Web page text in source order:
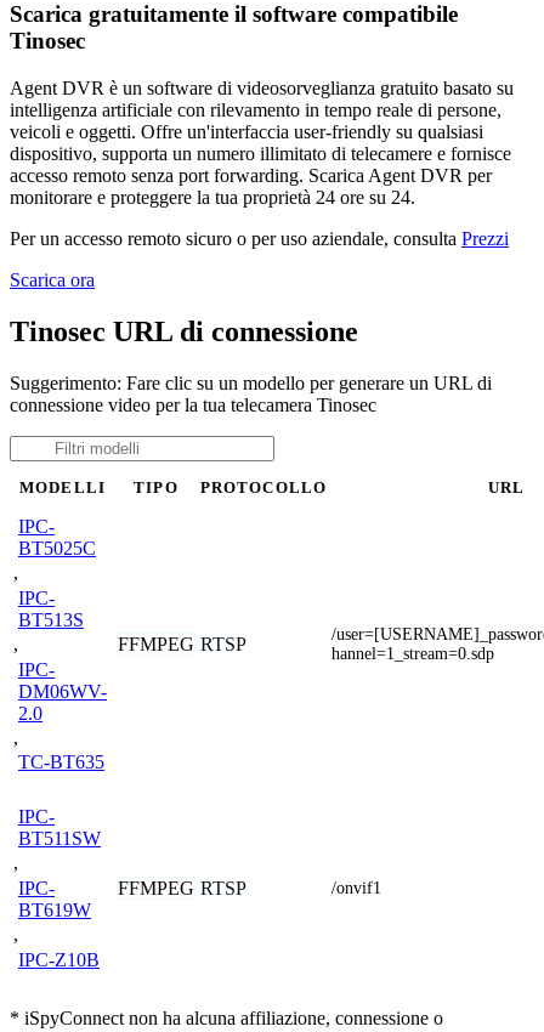
Scarica gratuitamente il software compatibile
Tinosec
Agent DVR è un software di videosorveglianza gratuito basato su
intelligenza artificiale con rilevamento in tempo reale di persone,
veicoli e oggetti. Offre un'interfaccia user-friendly su qualsiasi
dispositivo, supporta un numero illimitato di telecamere e fornisce
accesso remoto senza port forwarding. Scarica Agent DVR per
monitorare e proteggere la tua proprietà 24 ore su 24.
Per un accesso remoto sicuro o per uso aziendale, consulta Prezzi
Scarica ora
Tinosec URL di connessione
Suggerimento: Fare clic su un modello per generare un URL di
connessione video per la tua telecamera Tinosec
MODELLI TIPO PROTOCOLLO URL
IPC-
BT5025C
,
IPC-
BT513S
,
IPC-
DM06WV-
2.0
,
TC-BT635
FFMPEG RTSP
/
hannel=1_stream=0.sdp
IPC-
BT511SW
,
IPC-
BT619W
,
IPC-Z10B
FFMPEG RTSP /onvif1
* iSpyConnect non ha alcuna affiliazione, connessione o